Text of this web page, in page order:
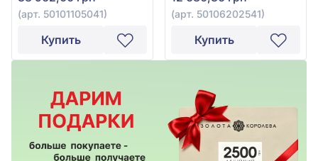
(арт. 50101105041)
Купить
(арт. 50106202541)
Купить